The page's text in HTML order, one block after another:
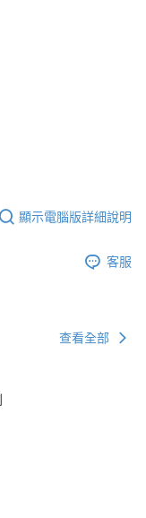
顯示電腦版詳細說明
客服
查看全部